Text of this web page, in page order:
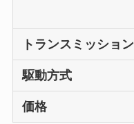
トランスミッション
駆動方式
価格